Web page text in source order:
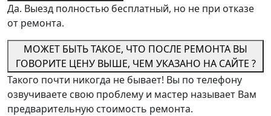
Да. Выезд полностью бесплатный, но не при отказе
от ремонта.
МОЖЕТ БЫТЬ ТАКОЕ, ЧТО ПОСЛЕ РЕМОНТА ВЫ
ГОВОРИТЕ ЦЕНУ ВЫШЕ, ЧЕМ УКАЗАНО НА САЙТЕ ?
Такого почти никогда не бывает! Вы по телефону
озвучиваете свою проблему и мастер называет Вам
предварительную стоимость ремонта.